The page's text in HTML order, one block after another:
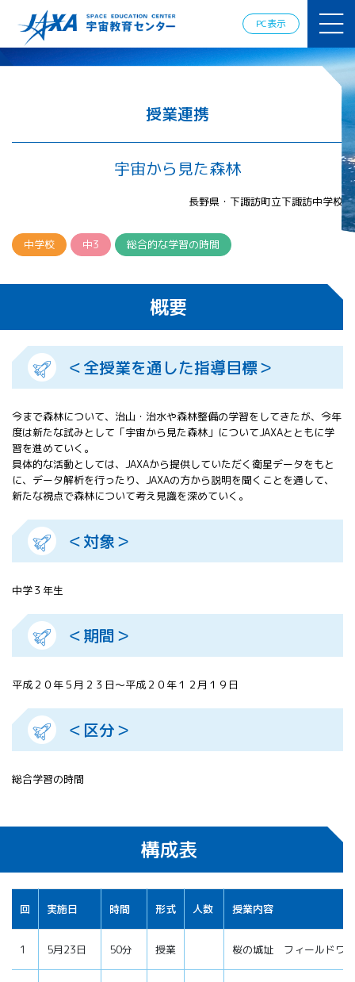
PC表示
ミー
ロスペース
情報の発
信
宇宙を活用
した教育実
践例
体験的学
習機会の
提供（国
際）
APRSAF（ア
ジア太平洋
地域宇宙機
関会議）宇
宙教育 for
All 分科会
APRSAF宇宙
分科会 年次
会合
ターコンテ
スト
セミナー
宇宙教育会
遣プログラ
授業連携
宇宙から見た森林
長野県・下諏訪町立下諏訪中学校
中学校 中3 総合的な学習の時間
概要
＜全授業を通した指導目標＞
今まで森林について、治山・治水や森林整備の学習をしてきたが、今年
度は新たな試みとして「宇宙から見た森林」についてJAXAとともに学
習を進めていく。
具体的な活動としては、JAXAから提供していただく衛星データをもと
に、データ解析を行ったり、JAXAの方から説明を聞くことを通して、
新たな視点で森林について考え見識を深めていく。
＜対象＞
中学３年生
＜期間＞
平成２０年５月２３日～平成２０年１２月１９日
＜区分＞
総合学習の時間
構成表
回 実施日 時間 形式 人数 授業内容
1 5月23日 50分 授業 桜の城址 フィールドワ